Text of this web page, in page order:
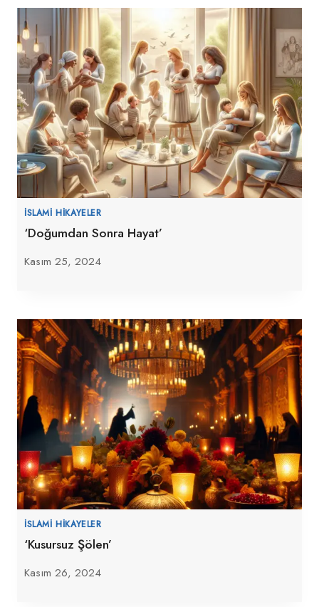
İSLAMI HIKAYELER
‘Doğumdan Sonra Hayat’
Kasım 25, 2024
İSLAMI HIKAYELER
‘Kusursuz Şölen’
Kasım 26, 2024